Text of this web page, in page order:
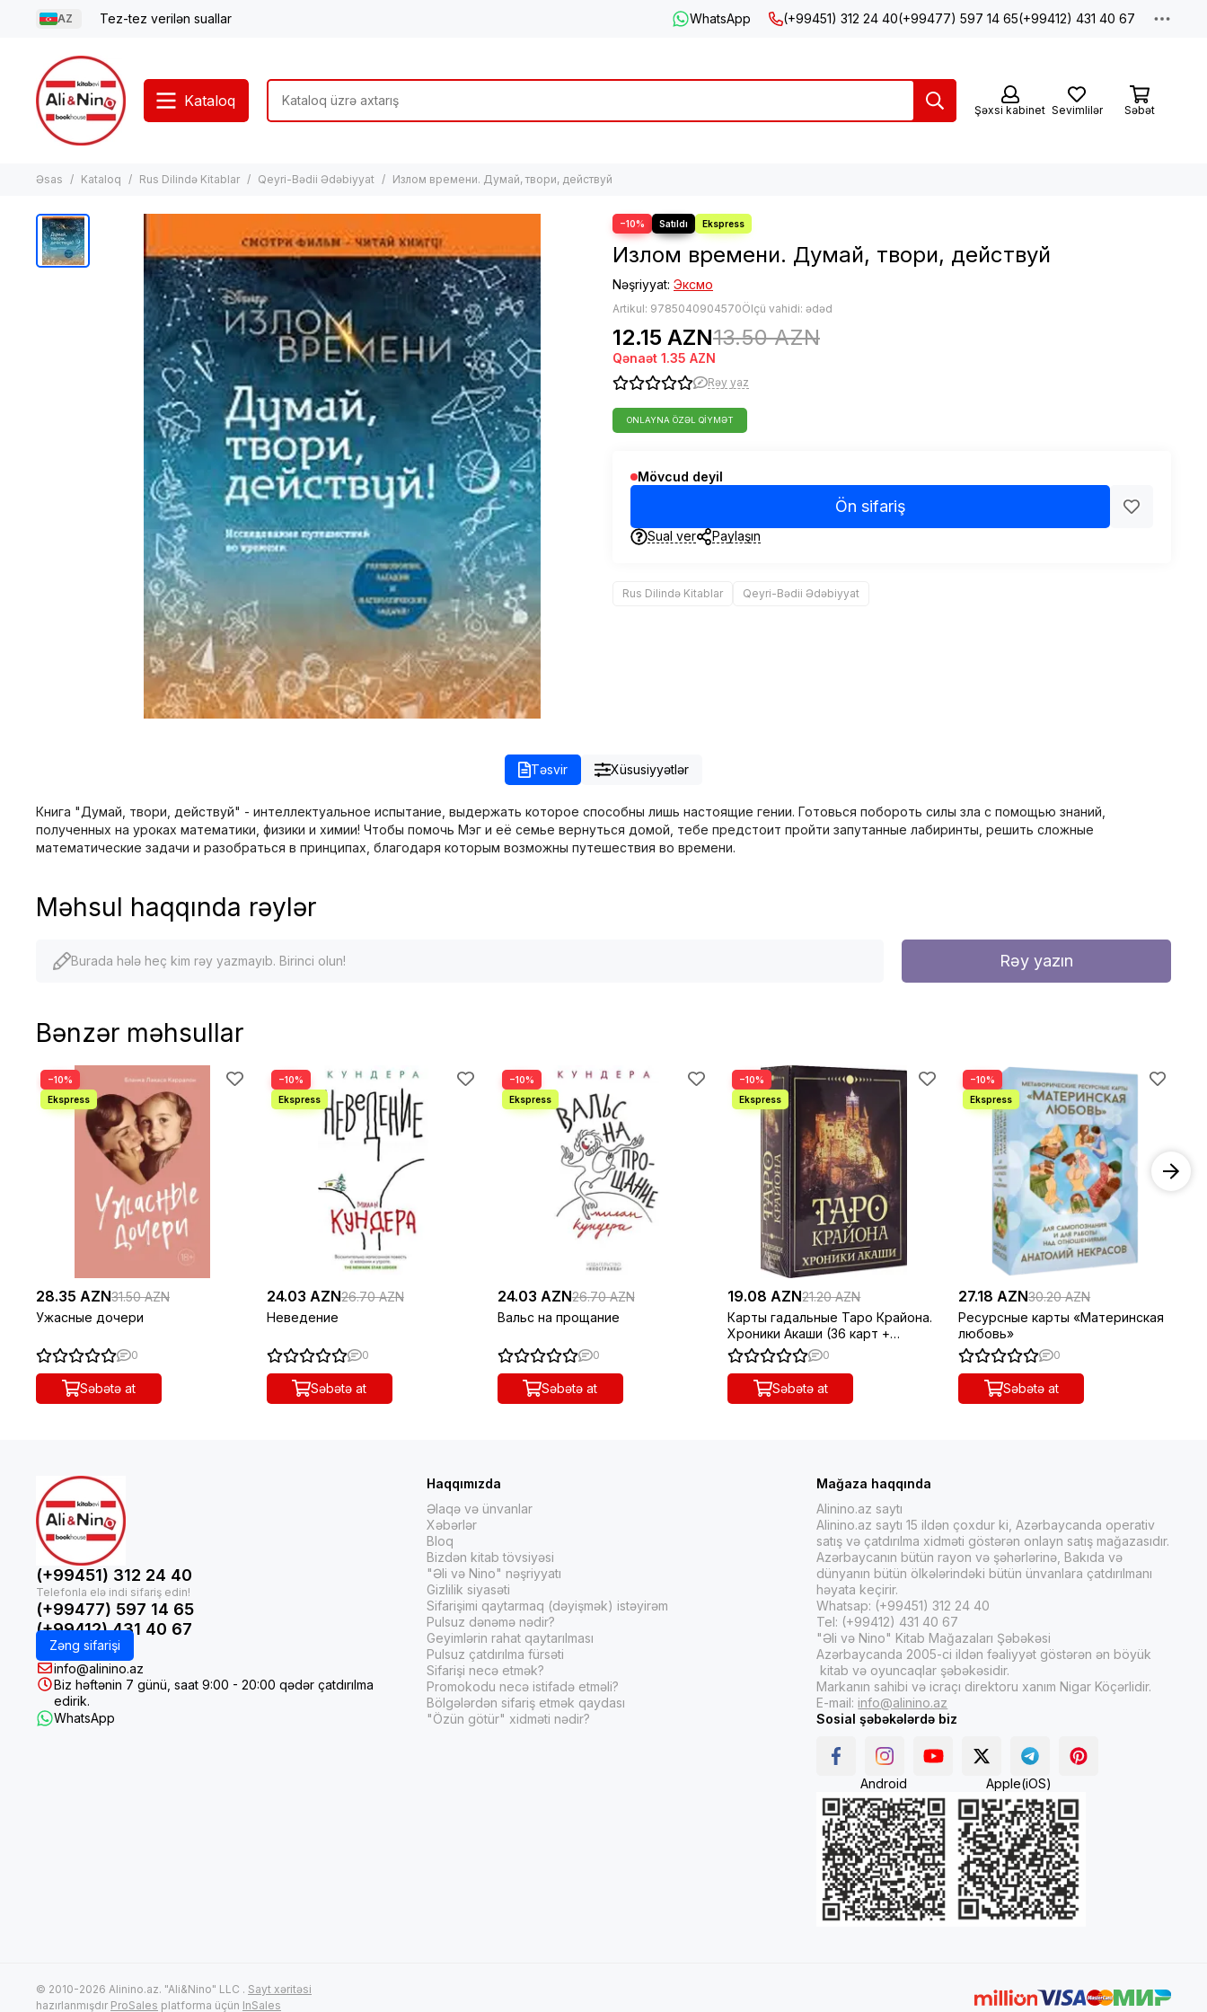
AZ Tez-tez verilən suallar WhatsApp (+99451) 312 24 40(+99477) 597 14 65(+99412) 431 40 67
Kataloq
Şəxsi kabinet Sevimlilər Səbət
Əsas Kataloq Rus Dilində Kitablar Qeyri-Bədii Ədəbiyyat Излом времени. Думай, твори, действуй
−10%
Излом времени. Думай, твори, действуй
Nəşriyyat: Эксмо
Artikul: 9785040904570Ölçü vahidi: ədəd
12.15 AZN13.50 AZN
Qənaət 1.35 AZN
Rəy yaz
ONLAYNA ÖZƏL QIYMƏT
Mövcud deyil
Ön sifariş
Sual ver Paylaşın
Rus Dilində Kitablar Qeyri-Bədii Ədəbiyyat
Təsvir Xüsusiyyətlər
Книга "Думай, твори, действуй" - интеллектуальное испытание, выдержать которое способны лишь настоящие гении. Готовься побороть силы зла с помощью знаний,
полученных на уроках математики, физики и химии! Чтобы помочь Мэг и её семье вернуться домой, тебе предстоит пройти запутанные лабиринты, решить сложные
математические задачи и разобраться в принципах, благодаря которым возможны путешествия во времени.
Məhsul haqqında rəylər
Burada hələ heç kim rəy yazmayıb. Birinci olun! Rəy yazın
Bənzər məhsullar
−10%
28.35 AZN31.50 AZN
Ужасные дочери
0
Səbətə at
−10%
24.03 AZN26.70 AZN
Неведение
0
Səbətə at
−10%
24.03 AZN26.70 AZN
Вальс на прощание
0
Səbətə at
−10%
19.08 AZN21.20 AZN
Карты гадальные Таро Крайона.
Хроники Акаши (36 карт +
инструкция)
0
Səbətə at
−10%
27.18 AZN30.20 AZN
Ресурсные карты «Материнская
любовь»
0
Səbətə at
(+99451) 312 24 40
(+99477) 597 14 65
(+99412) 431 40 67
Zəng sifarişi
info@alinino.az
Biz həftənin 7 günü, saat 9:00 - 20:00 qədər çatdırılma
edirik.
WhatsApp
Haqqımızda
Əlaqə və ünvanlar
Xəbərlər
Bloq
Bizdən kitab tövsiyəsi
"Əli və Nino" nəşriyyatı
Gizlilik siyasəti
Sifarişimi qaytarmaq (dəyişmək) istəyirəm
Pulsuz dənəmə nədir?
Geyimlərin rahat qaytarılması
Pulsuz çatdırılma fürsəti
Sifarişi necə etmək?
Promokodu necə istifadə etməli?
Bölgələrdən sifariş etmək qaydası
"Özün götür" xidməti nədir?
Mağaza haqqında
Alinino.az saytı
Alinino.az saytı 15 ildən çoxdur ki, Azərbaycanda operativ
satış və çatdırılma xidməti göstərən onlayn satış mağazasıdır.
Azərbaycanın bütün rayon və şəhərlərinə, Bakıda və
dünyanın bütün ölkələrindəki bütün ünvanlara çatdırılmanı
həyata keçirir.
Whatsap: (+99451) 312 24 40
Tel: (+99412) 431 40 67
"Əli və Nino" Kitab Mağazaları Şəbəkəsi
Azərbaycanda 2005-ci ildən fəaliyyət göstərən ən böyük
kitab və oyuncaqlar şəbəkəsidir.
Markanın sahibi və icraçı direktoru xanım Nigar Köçərlidir.
E-mail: info@alinino.az
Sosial şəbəkələrdə biz
Android Apple(iOS)
© 2010-2026 Alinino.az. "Ali&Nino" LLC . Sayt xəritəsi
hazırlanmışdır ProSales platforma üçün InSales